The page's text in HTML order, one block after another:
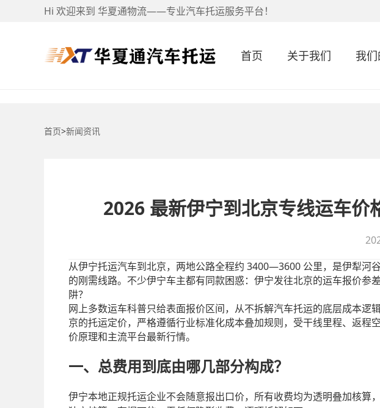
Hi 欢迎来到 华夏通物流——专业汽车托运服务平台！
首页 关于我们 我
首页>新闻资讯
2026 最新伊宁到北京专线运车
从伊宁托运汽车到北京，两地公路全程约 3400—3600 公里，是伊犁河
的刚需线路。不少伊宁车主都有同款困惑：伊宁发往北京的运车报价
阱？
网上多数运车科普只给表面报价区间，从不拆解汽车托运的底层成本逻
京的托运定价，严格遵循行业标准化成本叠加规则，受干线里程、返
价原理和主流平台最新行情。
一、总费用到底由哪几部分构成？
伊宁本地正规托运企业不会随意报出口价，所有收费均为透明叠加核算